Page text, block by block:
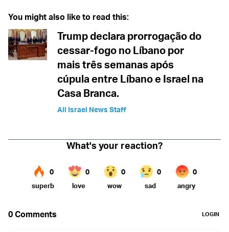
You might also like to read this:
Trump declara prorrogação do
cessar-fogo no Líbano por
mais três semanas após
cúpula entre Líbano e Israel na
Casa Branca.
All Israel News Staff